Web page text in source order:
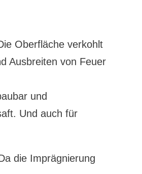
Oberfläche verkohlt
Ausbreiten von Feuer
und
Und auch für
die Imprägnierung